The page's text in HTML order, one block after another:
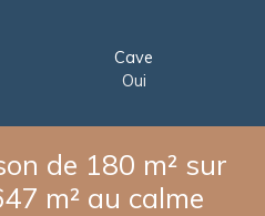
Cave
Oui
de 180 m² sur
m² au calme